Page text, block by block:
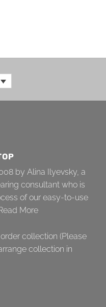
by Alina Ilyevsky, a
consultant who is
of our easy-to-use
More
collection (Please
collection in